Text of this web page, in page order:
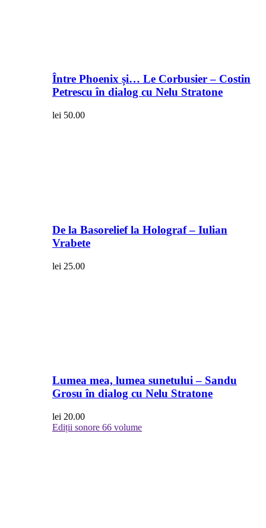
Între Phoenix și… Le Corbusier – Costin
Petrescu în dialog cu Nelu Stratone
lei 50.00
De la Basorelief la Holograf – Iulian
Vrabete
lei 25.00
Lumea mea, lumea sunetului – Sandu
Grosu în dialog cu Nelu Stratone
lei 20.00
Ediții sonore 66 volume